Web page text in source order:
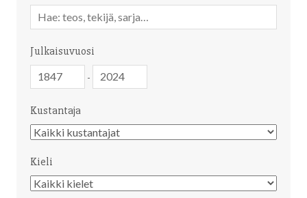
sanahaku
Julkaisuvuosi
-
Kustantaja
Kustantaja
Kieli
Kieli